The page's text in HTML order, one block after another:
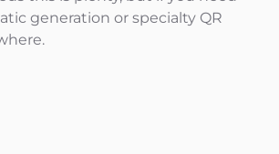
generation or specialty QR